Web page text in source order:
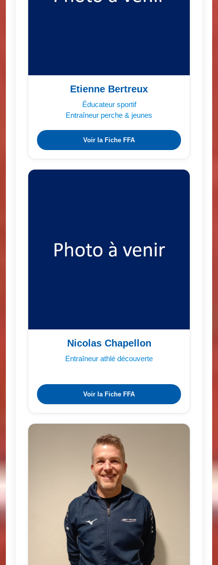
Etienne Bertreux
Éducateur sportif
Entraîneur perche & jeunes
Voir la Fiche FFA
Nicolas Chapellon
Entraîneur athlé découverte
Voir la Fiche FFA